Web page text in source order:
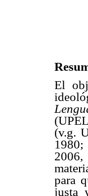
El
(v.g.
1980;
para
justa